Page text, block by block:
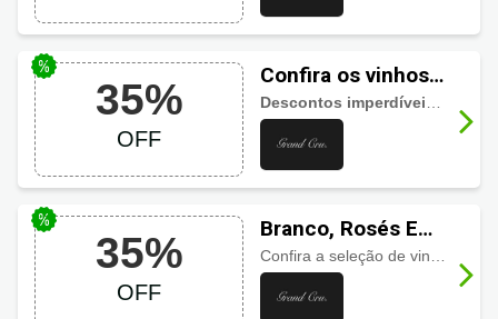
35%
OFF
Confira os vinhos
pontuados da
Grand Cru com até
35% de economia
Descontos imperdíveis de até 35%
35%
OFF
Branco, Rosés E
Espumantes com
até 35% OFF
Confira a seleção de vinhos Brancos, Rosés e Espumantes com